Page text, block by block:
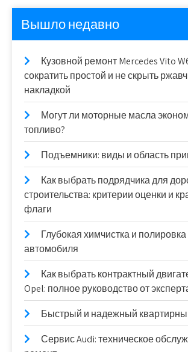
Вышло недавно
Кузовной ремонт Mercedes Vito
сократить простой и не скрыть
накладкой
Могут ли моторные масла
топливо?
Подъемники: виды и область
Как выбрать подрядчика для
строительства: критерии оценки и
флаги
Глубокая химчистка и полировка
автомобиля
Как выбрать контрактный
Opel: полное руководство от
Быстрый и надежный
Сервис Audi: техническое